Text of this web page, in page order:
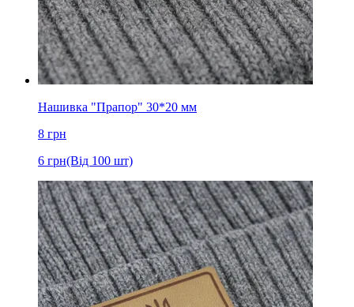
Нашивка "Прапор" 30*20 мм
8 грн
6 грн(Від 100 шт)